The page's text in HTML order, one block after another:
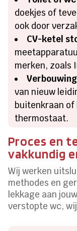
doekjes of
ook door
CV-ketel
merken, zoals
van nieuw
buitenkraan of
thermostaat.
Proces en
vakkundig
Wij werken
methodes en
lekkage aan
verstopte wc,